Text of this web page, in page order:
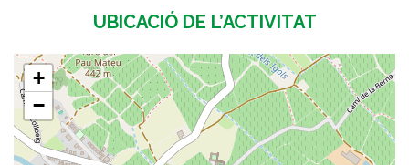
UBICACIÓ DE L’ACTIVITAT
+
−